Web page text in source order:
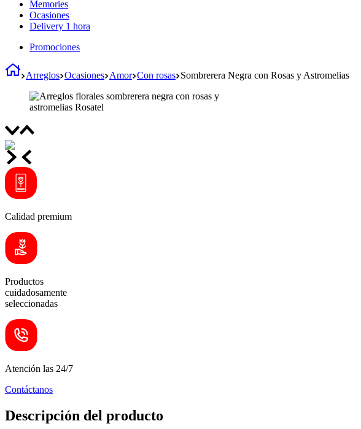
Memories
Ocasiones
Delivery 1 hora
Promociones
Arreglos Ocasiones Amor Con rosas Sombrerera Negra con Rosas y Astromelias
Calidad premium
Productos
cuidadosamente
seleccionadas
Atención las 24/7
Contáctanos
Descripción del producto